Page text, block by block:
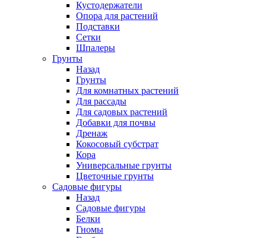
Кустодержатели
Опора для растений
Подставки
Сетки
Шпалеры
Грунты
Назад
Грунты
Для комнатных растений
Для рассады
Для садовых растений
Добавки для почвы
Дренаж
Кокосовый субстрат
Кора
Универсальные грунты
Цветочные грунты
Садовые фигуры
Назад
Садовые фигуры
Белки
Гномы